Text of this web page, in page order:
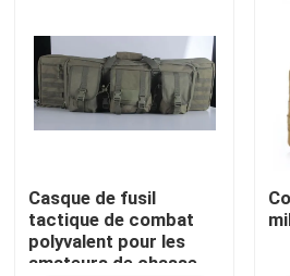
Produits
À propos de nous
Casque de fusil
tactique de combat
polyvalent pour les
amateurs de chasse